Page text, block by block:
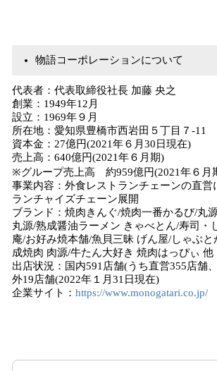
物語コーポレーションについて
代表者：代表取締役社長 加藤 央之
創業：1949年12月
設立：1969年９月
所在地：愛知県豊橋市西岩田５丁目７-11
資本金：27億円(2021年６月30日現在)
売上高：640億円(2021年６月期)
※グループ売上高 約959億円(2021年６月
事業内容：外食レストランチェーンの直営
ランチャイズチェーン展開
ブランド：焼肉きんぐ/焼肉一番かるび/丸
丸源/熟成醤油ラーメン きゃべとん/寿司・
庵/お好み焼本舗/魚貝三昧 げん屋/しゃぶ
成焼肉 肉源/牛たん大好き 焼肉はっぴぃ 他
出店状況：国内591店舗(うち直営355店舗
外19店舗(2022年１月31日現在)
企業サイト： https://www.monogatari.co.jp/